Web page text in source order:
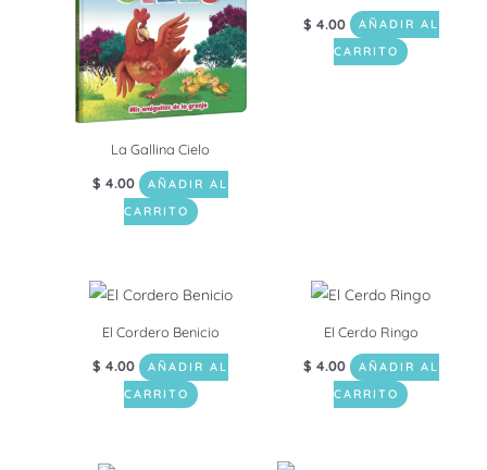
La Gallina Cielo
$ 4.00
AÑADIR AL
CARRITO
$ 4.00
AÑADIR AL
CARRITO
El Cordero Benicio
$ 4.00
AÑADIR AL
CARRITO
El Cerdo Ringo
$ 4.00
AÑADIR AL
CARRITO